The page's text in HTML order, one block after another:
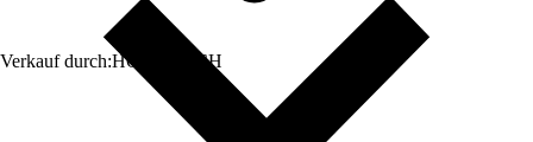
Verkauf durch:HORNBACH